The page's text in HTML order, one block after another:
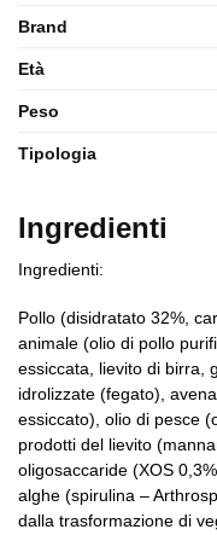
Brand
Età
Peso
Tipologia
Ingredienti
Ingredienti:
Pollo (disidratato 32%,
animale (olio di pollo
essiccata, lievito di birra,
idrolizzate (fegato),
essiccato), olio di pesce
prodotti del lievito
oligosaccaride (XOS
alghe (spirulina –
dalla trasformazione di